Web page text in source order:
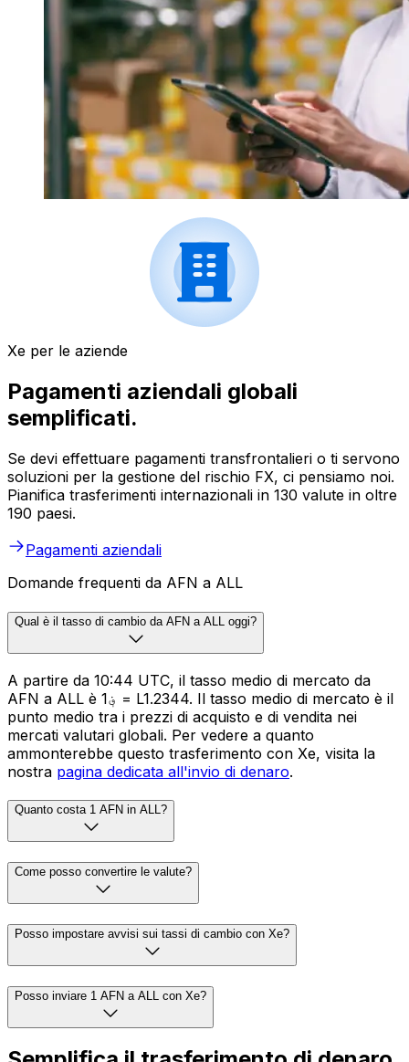
Xe per le aziende
Pagamenti aziendali globali
semplificati.
Se devi effettuare pagamenti transfrontalieri o ti servono
soluzioni per la gestione del rischio FX, ci pensiamo noi.
Pianifica trasferimenti internazionali in 130 valute in oltre
190 paesi.
Pagamenti aziendali
Domande frequenti da AFN a ALL
Qual è il tasso di cambio da AFN a ALL oggi?
A partire da 10:44 UTC, il tasso medio di mercato da
AFN a ALL è ؋1 = L1.2344. Il tasso medio di mercato è il
punto medio tra i prezzi di acquisto e di vendita nei
mercati valutari globali. Per vedere a quanto
ammonterebbe questo trasferimento con Xe, visita la
nostra pagina dedicata all'invio di denaro.
Quanto costa 1 AFN in ALL?
Come posso convertire le valute?
Posso impostare avvisi sui tassi di cambio con Xe?
Posso inviare 1 AFN a ALL con Xe?